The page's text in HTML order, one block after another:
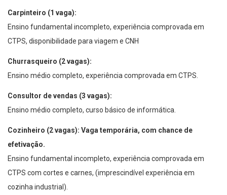
Carpinteiro (1 vaga):
Ensino fundamental incompleto, experiência comprovada em
CTPS, disponibilidade para viagem e CNH
Churrasqueiro (2 vagas):
Ensino médio completo, experiência comprovada em CTPS.
Consultor de vendas (3 vagas):
Ensino médio completo, curso básico de informática.
Cozinheiro (2 vagas): Vaga temporária, com chance de
efetivação.
Ensino fundamental incompleto, experiência comprovada em
CTPS com cortes e carnes, (imprescindível experiência em
cozinha industrial).